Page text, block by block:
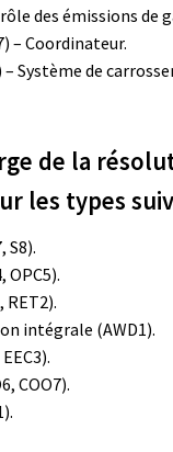
des émissions de
– Coordinateur.
– Système de
de la
les types
S8).
OPC5).
RET2).
intégrale (AWD1).
COO7).